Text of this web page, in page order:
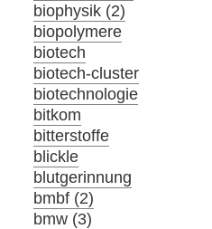
biophysik (2)
biopolymere
biotech
biotech-cluster
biotechnologie
bitkom
bitterstoffe
blickle
blutgerinnung
bmbf (2)
bmw (3)